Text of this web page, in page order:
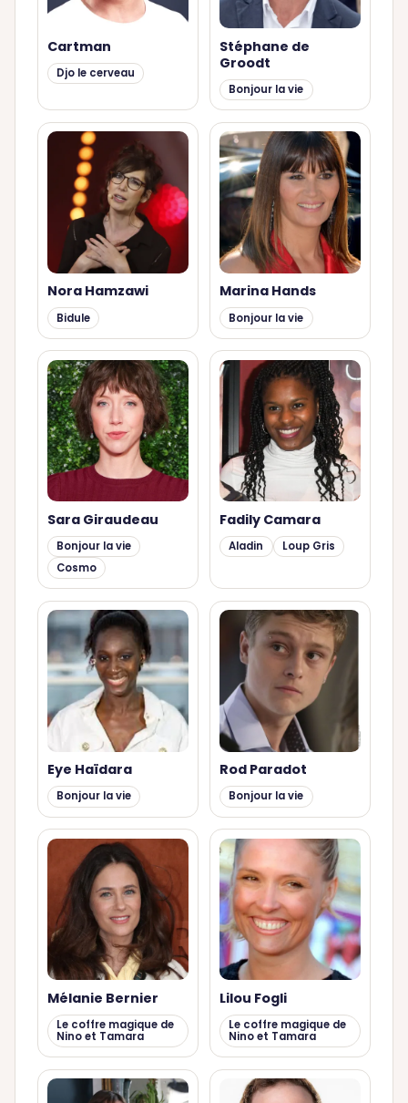
Cartman
Djo le cerveau
Stéphane de
Groodt
Bonjour la vie
Nora Hamzawi
Bidule
Marina Hands
Bonjour la vie
Sara Giraudeau
Bonjour la vie
Cosmo
Fadily Camara
Aladin Loup Gris
Eye Haïdara
Bonjour la vie
Rod Paradot
Bonjour la vie
Mélanie Bernier
Le coffre magique de
Nino et Tamara
Lilou Fogli
Le coffre magique de
Nino et Tamara